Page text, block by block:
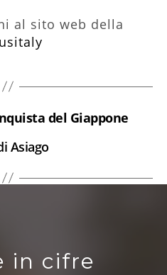
al sito web della
del Giappone
Asiago
in cifre